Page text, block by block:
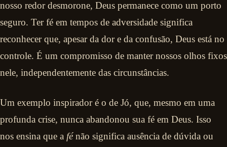
nosso redor desmorone, Deus permanece como um porto
seguro. Ter fé em tempos de adversidade significa
reconhecer que, apesar da dor e da confusão, Deus está no
controle. É um compromisso de manter nossos olhos fixos
nele, independentemente das circunstâncias.
Um exemplo inspirador é o de Jó, que, mesmo em uma
profunda crise, nunca abandonou sua fé em Deus. Isso
nos ensina que a fénão significa ausência de dúvida ou